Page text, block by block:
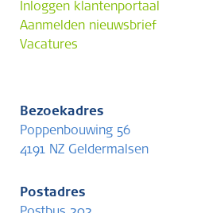
Inloggen klantenportaal
Aanmelden nieuwsbrief
Vacatures
Bezoekadres
Poppenbouwing 56
4191 NZ Geldermalsen
Postadres